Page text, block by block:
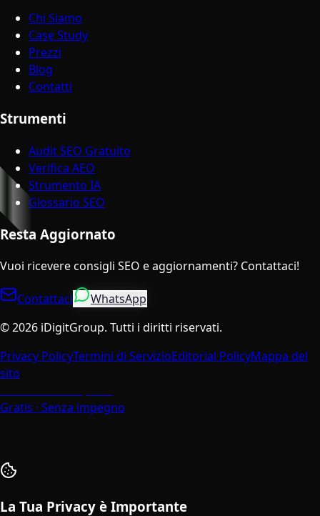
Chi Siamo
Case Study
Prezzi
Blog
Contatti
Strumenti
Audit SEO Gratuito
Verifica AEO
Strumento IA
Glossario SEO
Resta Aggiornato
Vuoi ricevere consigli SEO e aggiornamenti? Contattaci!
Contattaci
WhatsApp
©2026 iDigitGroup. Tutti i diritti riservati.
Privacy PolicyTermini di ServizioEditorial PolicyMappa del
sito
Gratis · Senza impegno
La Tua Privacy è Importante